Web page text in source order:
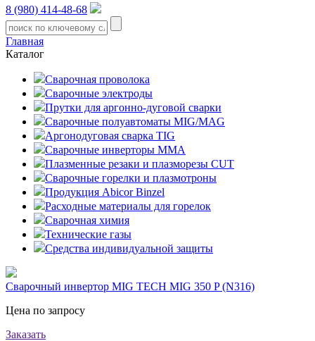
8 (980) 414-48-68
Главная
Каталог
Сварочная проволока
Сварочные электроды
Прутки для аргонно-дуговой сварки
Сварочные полуавтоматы MIG/MAG
Аргонодуговая сварка TIG
Сварочные инверторы MMA
Плазменные резаки и плазморезы CUT
Сварочные горелки и плазмотроны
Продукция Abicor Binzel
Расходные материалы для горелок
Сварочная химия
Технические газы
Средства индивидуальной защиты
Сварочный инвертор MIG TECH MIG 350 P (N316)
Цена по запросу
Заказать